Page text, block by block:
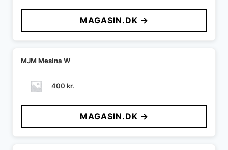
MAGASIN.DK →
MJM Mesina W
400 kr.
MAGASIN.DK →